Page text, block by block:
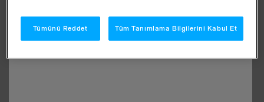
Tümünü Reddet Tüm Tanımlama Bilgilerini Kabul Et